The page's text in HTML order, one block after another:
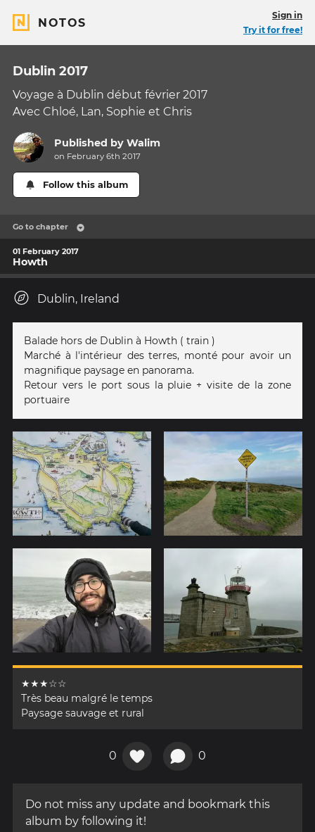
NOTOS
Sign in
Try it for free!
Dublin 2017
Voyage à Dublin début février 2017
Avec Chloé, Lan, Sophie et Chris
Published byWalim
on February 6th 2017
Follow this album
Go to chapter
01 February 2017
Howth
Dublin, Ireland
Balade hors de Dublin à Howth ( train )
Marché à l'intérieur des terres, monté pour avoir un
magnifique paysage en panorama.
Retour vers le port sous la pluie + visite de la zone
portuaire
★★★☆☆
Très beau malgré le temps
Paysage sauvage et rural
0 0
Do not miss any update and bookmark this
album by following it!